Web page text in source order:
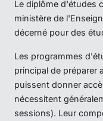
Le diplôme d'études
ministère de
décerné pour des
Les programmes
principal de préparer
puissent donner
nécessitent
sessions). Leur